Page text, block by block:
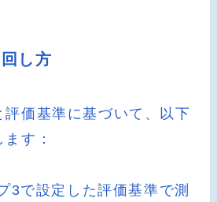
し方
評価基準に基づいて、以下
す：
3で設定した評価基準で測